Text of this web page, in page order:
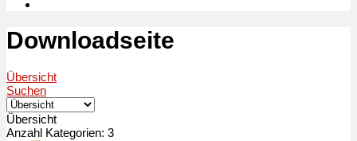
Downloadseite
Übersicht
Suchen
Übersicht
Anzahl Kategorien: 3